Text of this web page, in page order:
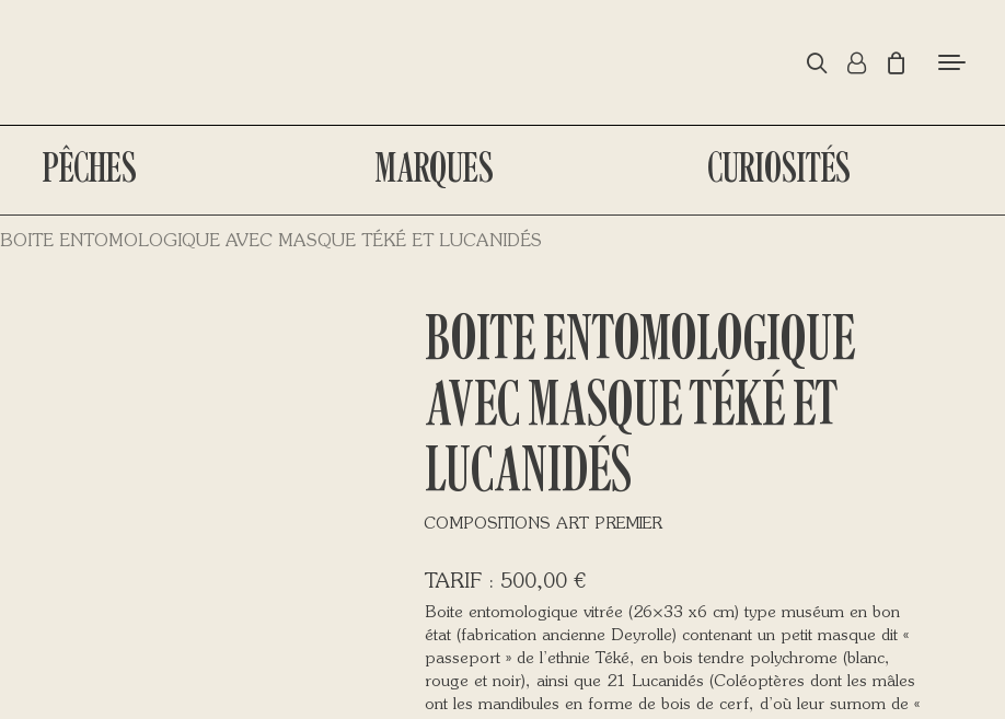
PÊCHES MARQUES CURIOSITÉS
BOITE ENTOMOLOGIQUE AVEC MASQUE TÉKÉ ET LUCANIDÉS
BOITE ENTOMOLOGIQUE
AVEC MASQUE TÉKÉ ET
LUCANIDÉS
COMPOSITIONS ART PREMIER
500,00 €
Boite entomologique vitrée (26×33 x6 cm) type muséum en bon
état (fabrication ancienne Deyrolle) contenant un petit masque dit «
passeport » de l’ethnie Téké, en bois tendre polychrome (blanc,
rouge et noir), ainsi que 21 Lucanidés (Coléoptères dont les mâles
ont les mandibules en forme de bois de cerf, d’où leur surnom de «